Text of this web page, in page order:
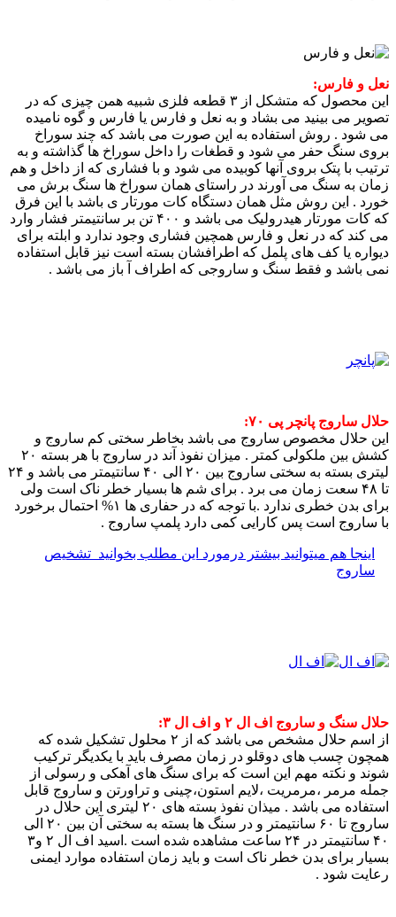
نعل و فارس:
این محصول که متشکل از ۳ قطعه فلزی شبیه همن چیزی که در
تصویر می بینید می بشاد و به نعل و فارس یا فارس و گوه نامیده
می شود . روش استفاده به این صورت می باشد که چند سوراخ
بروی سنگ حفر می شود و قطغات را داخل سوراخ ها گذاشته و به
ترتیب با پتک بروی آنها کوبیده می شود و با فشاری که از داخل و هم
زمان به سنگ می آورند در راستای همان سوراخ ها سنگ برش می
خورد . این روش مثل همان دستگاه کات مورتار ی باشد با این فرق
که کات مورتار هیدرولیک می باشد و ۴۰۰ تن بر سانتیمتر فشار وارد
می کند که در نعل و فارس همچین فشاری وجود ندارد و ابلته برای
دیواره یا کف های پلمل که اطرافشان بسته است نیز قابل استفاده
نمی باشد و فقط سنگ و ساروجی که اطراف آ باز می باشد .
حلال ساروج پانچر پی ۷۰:
این حلال مخصوص ساروج می باشد بخاطر سختی کم ساروج و
کشش بین ملکولی کمتر . میزان نفوذ آند در ساروج با هر بسته ۲۰
لیتری بسته به سختی ساروج بین ۲۰ الی ۴۰ سانتیمتر می باشد و ۲۴
تا ۴۸ سعت زمان می برد . برای شم ها بسیار خطر ناک است ولی
برای بدن خطری ندارد .با توجه که در حفاری ها ۱% احتمال برخورد
با ساروج است پس کارایی کمی دارد پلمپ ساروج .
اینجا هم میتوانید بیشتر درمورد این مطلب بخوانید تشخیص
ساروج
حلال سنگ و ساروج اف ال ۲ و اف ال ۳:
از اسم حلال مشخص می باشد که از ۲ محلول تشکیل شده که
همچون چسب های دوقلو در زمان مصرف باید با یکدیگر ترکیب
شوند و نکته مهم این است که برای سنگ های آهکی و رسولی از
جمله مرمر ،مرمریت ،لایم استون،چینی و تراورتن و ساروج قابل
استفاده می باشد . میذان نفوذ بسته های ۲۰ لیتری این حلال در
ساروج تا ۶۰ سانتیمتر و در سنگ ها بسته به سختی آن بین ۲۰ الی
۴۰ سانتیمتر در ۲۴ ساعت مشاهده شده است .اسید اف ال ۲ و۳
بسیار برای بدن خطر ناک است و باید زمان استفاده موارد ایمنی
رعایت شود .